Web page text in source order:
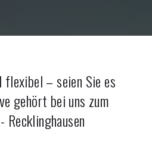
– seien Sie es
gehört bei uns zum
Recklinghausen